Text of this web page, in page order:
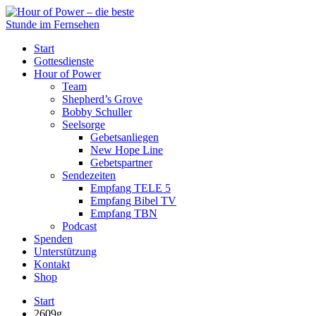
Start
Gottesdienste
Hour of Power
Team
Shepherd’s Grove
Bobby Schuller
Seelsorge
Gebetsanliegen
New Hope Line
Gebetspartner
Sendezeiten
Empfang TELE 5
Empfang Bibel TV
Empfang TBN
Podcast
Spenden
Unterstützung
Kontakt
Shop
Start
2609g